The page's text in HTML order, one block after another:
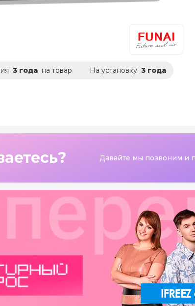
3 года на товар На установку 3 года
Давайте мы позвоним и